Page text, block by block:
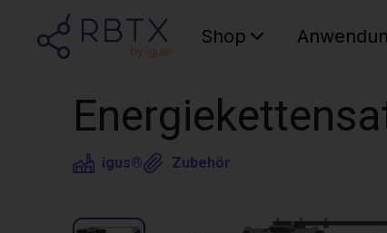
Shop
igus® Zubehör